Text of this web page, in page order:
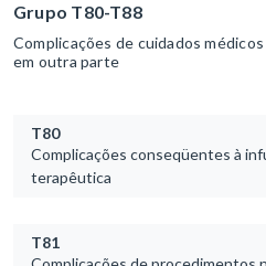
Grupo T80-T88
Complicações de cuidados
em outra parte
T80
Complicações conseqüentes à
terapêutica
T81